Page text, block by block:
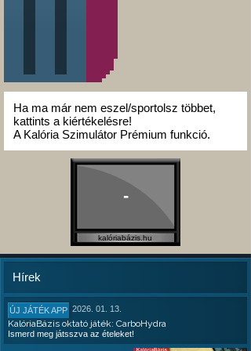
Ha ma már nem eszel/sportolsz többet,
kattints a kiértékelésre!
A Kalória Szimulátor Prémium funkció.
kalóriabázis.hu
-
Hírek
ÚJ JÁTÉK APP 2026. 01. 13.
KalóriaBázis oktató játék: CarboHydra
Ismerd meg játsszva az ételeket!